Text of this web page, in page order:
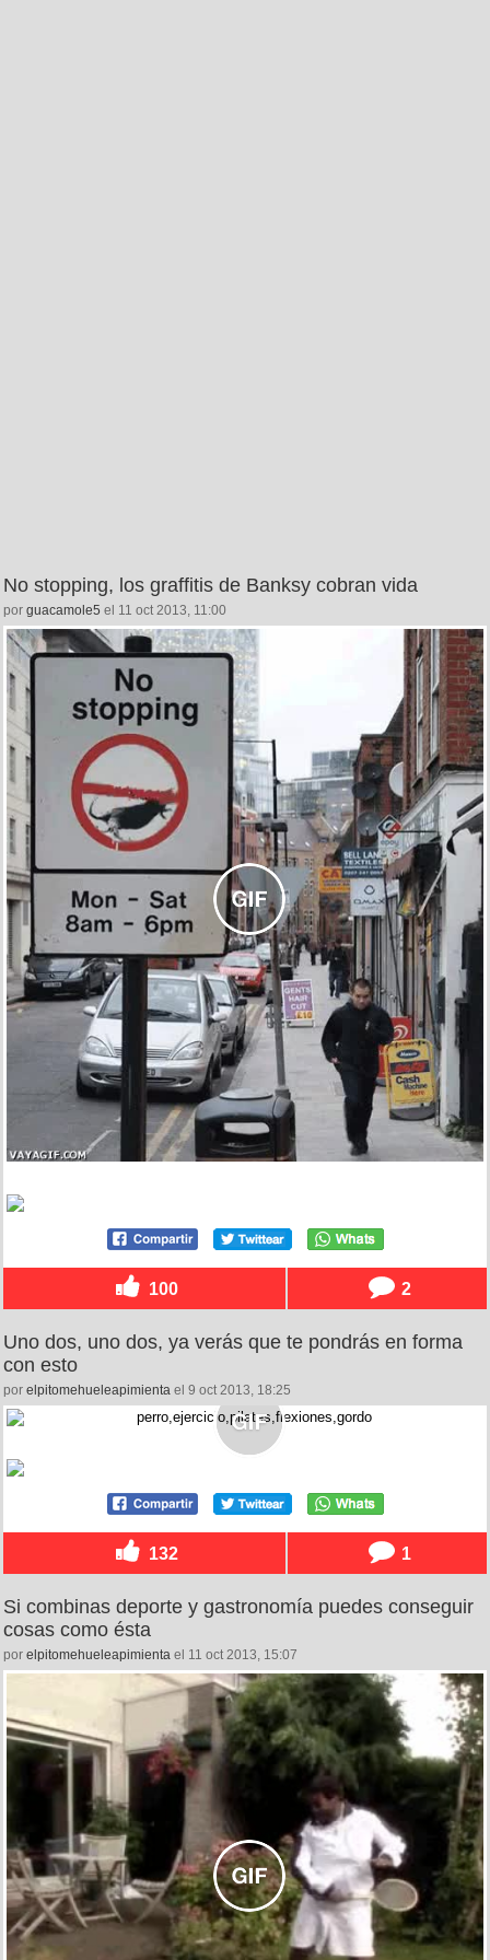
No stopping, los graffitis de Banksy cobran vida
por guacamole5 el 11 oct 2013, 11:00
100 2
Uno dos, uno dos, ya verás que te pondrás en forma
con esto
por elpitomehueleapimienta el 9 oct 2013, 18:25
132 1
Si combinas deporte y gastronomía puedes conseguir
cosas como ésta
por elpitomehueleapimienta el 11 oct 2013, 15:07